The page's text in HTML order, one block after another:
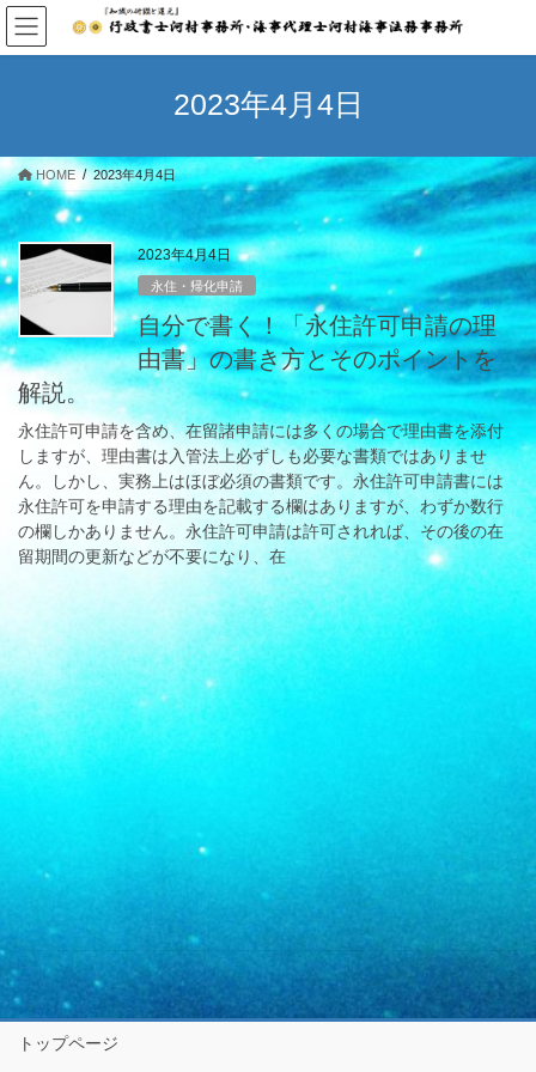
コ
ン
テ
ス
キ
プ
ナ
ビ
ゲ
ン
に
動
2023年4月4日
HOME 2023年4月4日
2023年4月4日
永住・帰化申請
自分で書く！「永住許可申請の理
由書」の書き方とそのポイントを
解説。
永住許可申請を含め、在留諸申請には多くの場合で理由書を添付
しますが、理由書は入管法上必ずしも必要な書類ではありませ
ん。しかし、実務上はほぼ必須の書類です。永住許可申請書には
永住許可を申請する理由を記載する欄はありますが、わずか数行
の欄しかありません。永住許可申請は許可されれば、その後の在
留期間の更新などが不要になり、在
トップページ